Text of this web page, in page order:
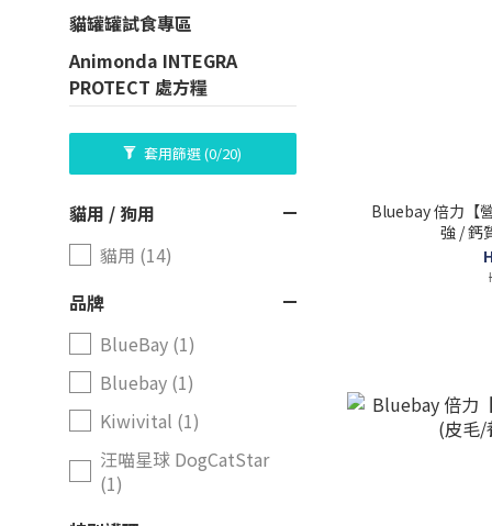
貓罐罐試食專區
Animonda INTEGRA
PROTECT 處方糧
套用篩選(0/20)
貓用 / 狗用
貓用 (14)
品牌
BlueBay (1)
Bluebay (1)
Kiwivital (1)
汪喵星球 DogCatStar
(1)
Bluebay 倍力【
強 / 鈣